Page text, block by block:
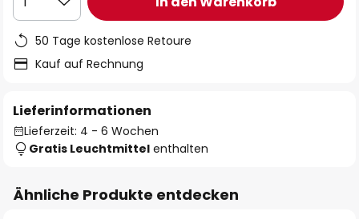
50 Tage kostenlose Retoure
Kauf auf Rechnung
Lieferinformationen
Lieferzeit: 4 - 6 Wochen
Gratis Leuchtmittel enthalten
Ähnliche Produkte entdecken